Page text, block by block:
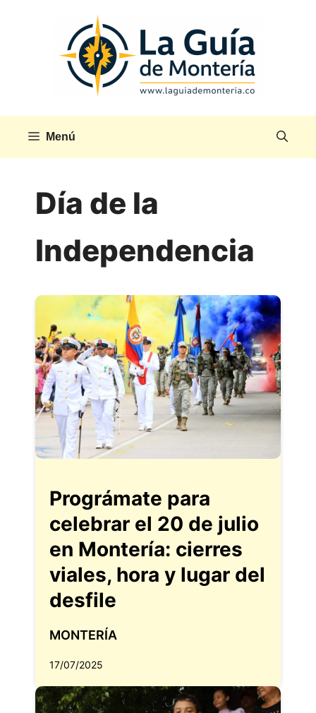
Menú
Día de la
Independencia
Prográmate para
celebrar el 20 de julio
en Montería: cierres
viales, hora y lugar del
desfile
MONTERÍA
17/07/2025